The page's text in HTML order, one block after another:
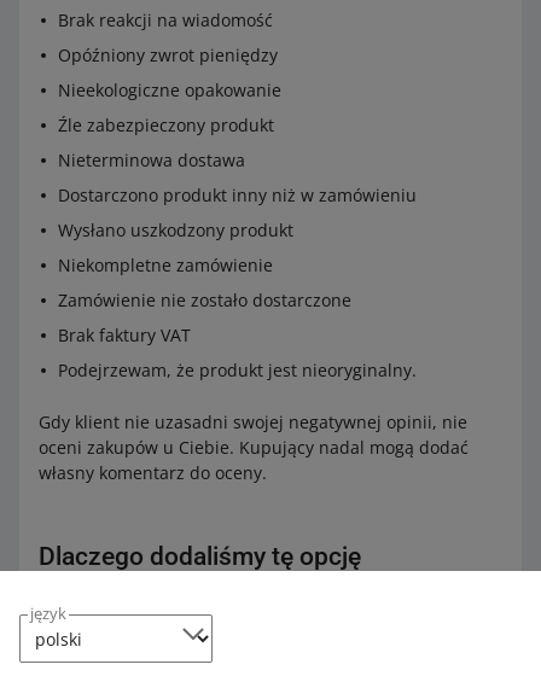
język
Brak reakcji na wiadomość
Opóźniony zwrot pieniędzy
Nieekologiczne opakowanie
Źle zabezpieczony produkt
Nieterminowa dostawa
Dostarczono produkt inny niż w zamówieniu
Wysłano uszkodzony produkt
Niekompletne zamówienie
Zamówienie nie zostało dostarczone
Brak faktury VAT
Podejrzewam, że produkt jest nieoryginalny.
Gdy klient nie uzasadni swojej negatywnej opinii, nie
oceni zakupów u Ciebie. Kupujący nadal mogą dodać
własny komentarz do oceny.
Dlaczego dodaliśmy tę opcję
Spora część kupujących nie dodaje komentarzy do
swoich ocen. To sprawia, że nie każdy sprzedający wie,
co wpłynęło na pozytywne lub negatywne doświadczenia